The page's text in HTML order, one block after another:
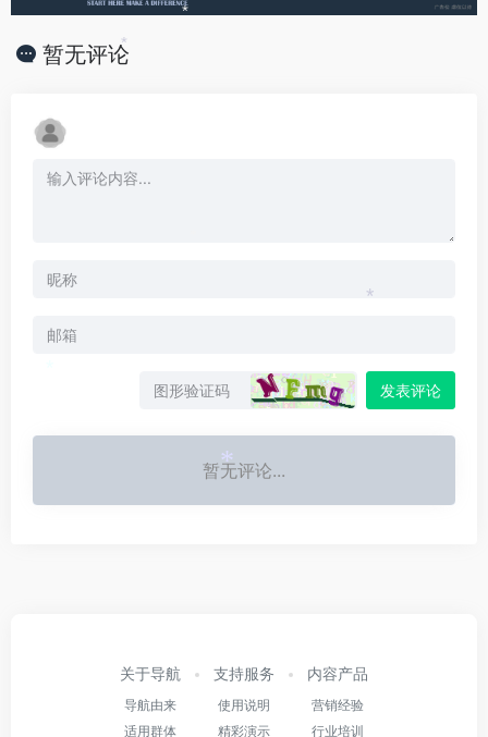
暂无评论
发表评论
暂无评论...
关于导航
导航由来
适用群体
支持服务
使用说明
精彩演示
内容产品
营销经验
行业培训
*
*